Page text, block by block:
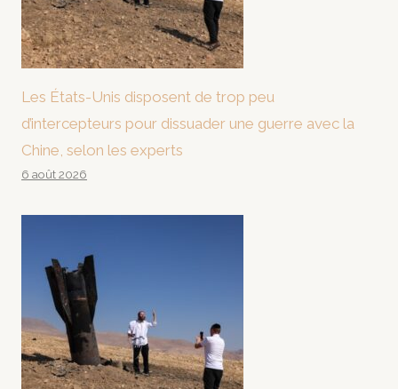
Les États-Unis disposent de trop peu
d’intercepteurs pour dissuader une guerre avec la
Chine, selon les experts
6 août 2026